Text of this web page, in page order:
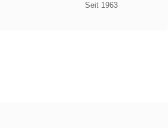
Seit 1963